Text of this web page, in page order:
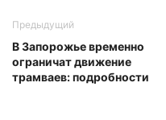
Предыдущий
В Запорожье временно
ограничат движение
трамваев: подробности